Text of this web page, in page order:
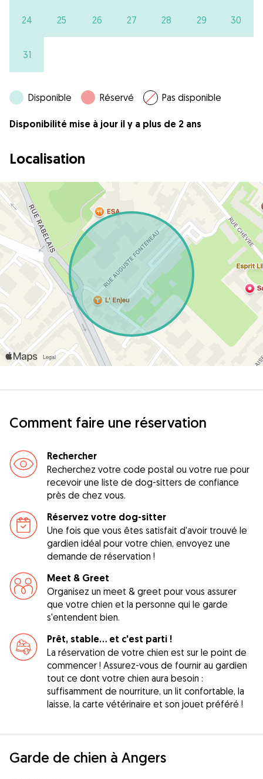
24 25 26 27 28 29 30
31
Disponible Réservé Pas disponible
Disponibilité mise à jour il y a plus de 2 ans
Localisation
Comment faire une réservation
Rechercher
Recherchez votre code postal ou votre rue pour
recevoir une liste de dog-sitters de confiance
près de chez vous.
Réservez votre dog-sitter
Une fois que vous êtes satisfait d'avoir trouvé le
gardien idéal pour votre chien, envoyez une
demande de réservation !
Meet & Greet
Organisez un meet & greet pour vous assurer
que votre chien et la personne qui le garde
s'entendent bien.
Prêt, stable... et c'est parti !
La réservation de votre chien est sur le point de
commencer ! Assurez-vous de fournir au gardien
tout ce dont votre chien aura besoin :
suffisamment de nourriture, un lit confortable, la
laisse, la carte vétérinaire et son jouet préféré !
Garde de chien à Angers